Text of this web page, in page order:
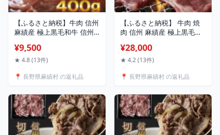
【ふるさと納税】牛肉 信州
麻績産 極上黒毛和牛 信州
400g 長野 清水牧場 しゃぶ
しゃぶ すき焼き 訳あり 緊
¥9,500
★ 4.8 (13件)
📍 長野県麻績村 の返礼品
【ふるさと納税】 牛肉 焼
肉 信州 麻績産 極上黒毛和
ビ バラ焼肉用 350g×2パ
ック 長野 清水牧場 訳あ
¥28,000
★ 4.2 (13件)
📍 長野県麻績村 の返礼品